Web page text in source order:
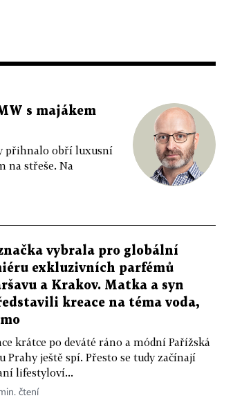
s majákem
přihnalo obří luxusní
na střeše. Na
vybrala pro globální
exkluzivních parfémů
a Krakov. Matka a syn
kreace na téma voda,
krátce po deváté ráno a módní Pařížská
Prahy ještě spí. Přesto se tudy začínají
lifestyloví...
čtení